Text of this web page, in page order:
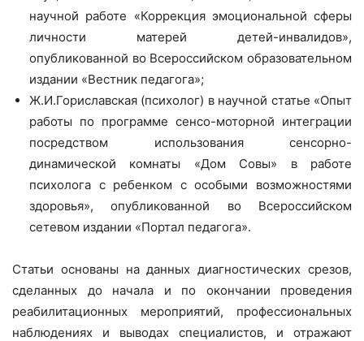
научной работе «Коррекция эмоциональной сферы
личности матерей детей-инвалидов»,
опубликованной во Всероссийском образовательном
издании «Вестник педагога»;
Ж.И.Гориславская (психолог) в научной статье «Опыт
работы по программе сенсо-моторной интеграции
посредством использования сенсорно-
динамической комнаты «Дом Совы» в работе
психолога с ребенком с особыми возможностями
здоровья», опубликованной во Всероссийском
сетевом издании «Портал педагога».
Статьи основаны на данных диагностических срезов,
сделанных до начала и по окончании проведения
реабилитационных мероприятий, профессиональных
наблюдениях и выводах специалистов, и отражают